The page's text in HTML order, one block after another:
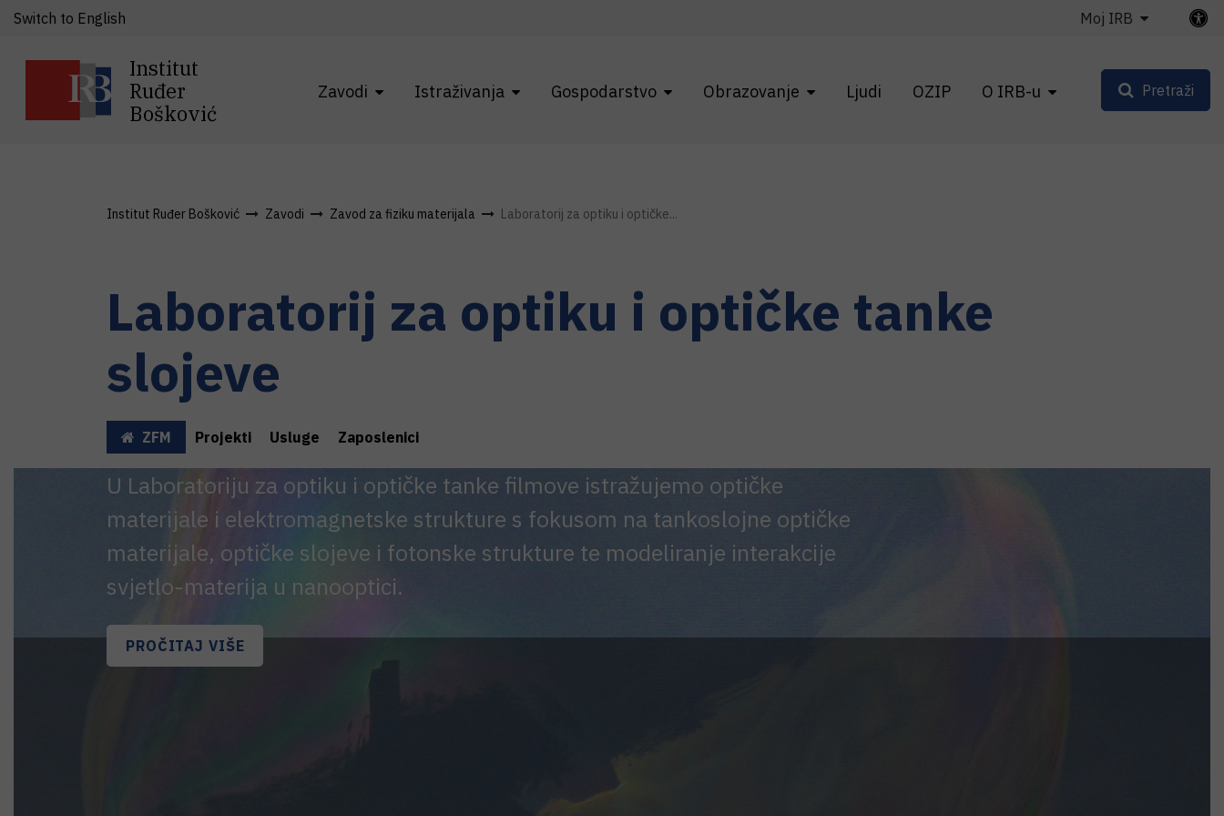
Institut
Ruđer
Bošković
Zavodi Istraživanja Gospodarstvo Obrazovanje Ljudi OZIP O IRB-u
Switch to English Moj IRB
Pretraži
Institut Ruđer Bošković Zavodi Zavod za fiziku materijala Laboratorij za optiku i optičke...
Laboratorij za optiku i optičke tanke
slojeve
ZFM Projekti Usluge Zaposlenici
U Laboratoriju za optiku i optičke tanke filmove istražujemo optičke
materijale i elektromagnetske strukture s fokusom na tankoslojne optičke
materijale, optičke slojeve i fotonske strukture te modeliranje interakcije
svjetlo-materija u nanooptici.
PROČITAJ VIŠE